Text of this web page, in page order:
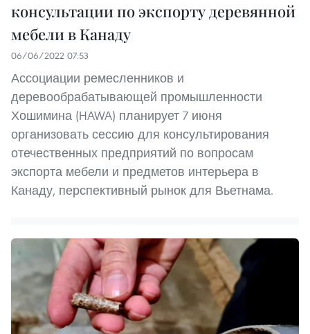
консультации по экспорту деревянной
мебели в Канаду
06/06/2022 07:53
Ассоциации ремесленников и
деревообрабатывающей промышленности
Хошимина (HAWA) планирует 7 июня
организовать сессию для консультирования
отечественных предприятий по вопросам
экспорта мебели и предметов интерьера в
Канаду, перспективный рынок для Вьетнама.